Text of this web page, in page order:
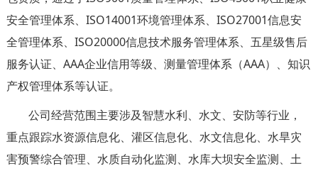
安全管理体系、ISO14001环境管理体系、ISO27001信息安
全管理体系、ISO20000信息技术服务管理体系、五星级售后
服务认证、AAA企业信用等级、测量管理体系（AAA）、知识
产权管理体系等认证。
公司经营范围主要涉及智慧水利、水文、安防等行业，
重点跟踪水资源信息化、灌区信息化、水文信息化、水旱灾
害预警综合管理、水质自动化监测、水库大坝安全监测、土